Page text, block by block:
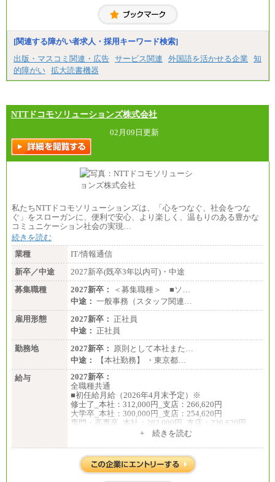
■(株)JTBコミュニケーションデザイン
総合職 月給230,000円
みなし残業手当：20,000円（一律支給）※みなし
残業手当の残業時間は10.43時間。
間に応じて、時間外手当等を支給。
エリアサポート職 月給188,000円
■（株）JTBグローバルマーケティング＆トラベル
訪日事業職 月給202,000～227,000円＋地域間調整
給
※詳細はJTBキャリアサイトよりご確認ください。
■(株)JTBビジネストランスフォーム
総合職 月給205,000～225,000円＋地域間調整給
エリア総合職 月給185,000円＋地域間調整給
■(株)JTBデータサービス ※2027年新卒募集終了
総合職 月給186,000～194,000円＋地域手当
■I&Jデジタルイノベーション(株)
総合職 月給224,500～242,600円＋地域手当
※詳細はJTBキャリアサイトよりご確認ください。
＜有期社員コース＞
■(株)JTBビジネストランスフォーム
有期契約職 月給185,000～195,000円
※詳細はJTBキャリアサイトよりご確認ください。
■(株)JTBパブリッシング ※2027年新卒募集終了
総合職 月給241,000円
中途：
①月給227,000円以上
②月給212,000円以上
③月給172,500円以上
④月給23万円～37万円
⑤月給20万円～25万円
⑥月給33万円～48万円
⑦月給271,000円以上
⑧～⑮月給200,000円〜月給400,000円
⑯月給185,000円以上
⑰月給237,000円以上
⑱月給212,000円以上
⑲東京：月給202,000 円以上 、京都：月給193,000 円
以上
[関連する障がい者求人・採用キーワード検索]
出版・マスコミ関連・広告 サービス関連 外国語を活かせる企業
知
的障がい 拡大読書機器
NTTドコモソリューションズ株式会社
02月09日更新
私たちNTTドコモソリューションズは、「心をつなぐ、社会をつな
ぐ」をスローガンに、便利で安心、より楽しく、温もりのある豊かな
コミュニケーション社会の実現…
続きを読む
業種
IT/情報通信
新卒／中途
2027新卒(既卒3年以内可)・中途
募集職種
2027新卒：
＜募集職種＞ ■ソ…
中途： 一般事務（スタッフ関連…
雇用形態
2027新卒： 正社員
中途： 正社員
勤務地
2027新卒： 原則として本社また…
中途：
【本社勤務】 ・東京都…
給与
2027新卒：
全職種共通
■初任給月給（2026年4月末予定）※
修士了_本社：312,000円_支店：266,620円
大学卒_本社：300,000円_支店：254,620円
専門・高専卒_本社：282,000円_支店：236,620円
中途：
月給（本社）：213,030円＋諸手当
月給（支店）：164,920円～189,700円＋諸手当
+ 続きを読む